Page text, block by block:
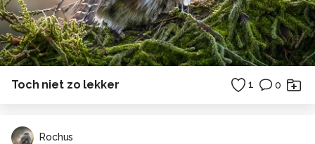
Toch niet zo lekker 1 0
Rochus